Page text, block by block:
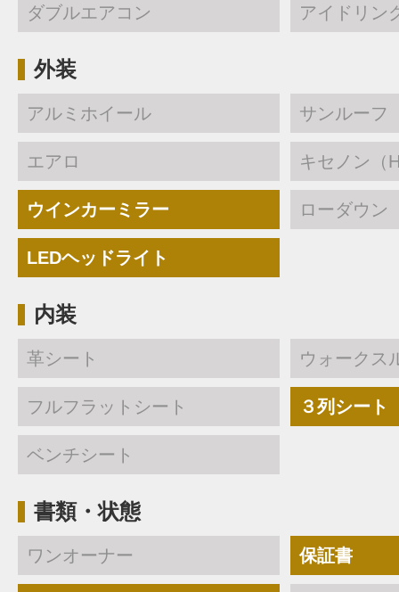
ダブルエアコン アイドリン
外装
アルミホイール サンルーフ
エアロ キセノン（
ウインカーミラー ローダウン
LEDヘッドライト
内装
革シート ウォークス
フルフラットシート ３列シート
ベンチシート
書類・状態
ワンオーナー 保証書